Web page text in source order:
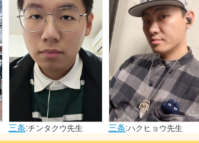
三条:チンタクウ先生 三条:ハクヒョウ先生